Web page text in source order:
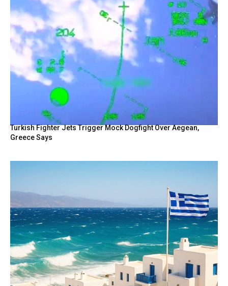
Turkish Fighter Jets Trigger Mock Dogfight Over Aegean,
Greece Says